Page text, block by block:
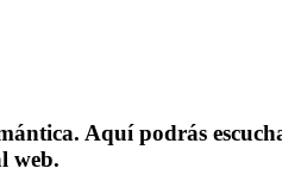
Aquí podrás
web.